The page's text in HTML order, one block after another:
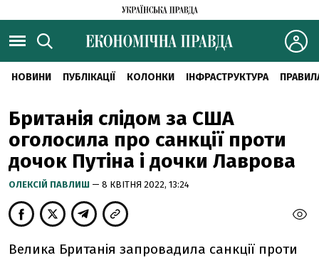
НОВИНИ ПУБЛІКАЦІЇ КОЛОНКИ ІНФРАСТРУКТУРА
Британія слідом за США
оголосила про санкції проти
дочок Путіна і дочки Лаврова
ОЛЕКСІЙ ПАВЛИШ — 8 КВІТНЯ 2022, 13:24
Велика Британія запровадила санкції проти